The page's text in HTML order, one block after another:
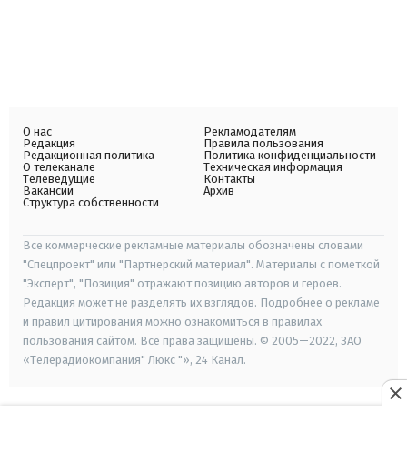
О нас
Редакция
Редакционная политика
О телеканале
Телеведущие
Вакансии
Структура собственности
Рекламодателям
Правила пользования
Политика конфиденциальности
Техническая информация
Контакты
Архив
Все коммерческие рекламные материалы обозначены словами
"Спецпроект" или "Партнерский материал". Материалы с пометкой
"Эксперт", "Позиция" отражают позицию авторов и героев.
Редакция может не разделять их взглядов. Подробнее о рекламе
и правил цитирования можно ознакомиться в правилах
пользования сайтом. Все права защищены. © 2005—2022, ЗАО
«Телерадиокомпания" Люкс "», 24 Канал.